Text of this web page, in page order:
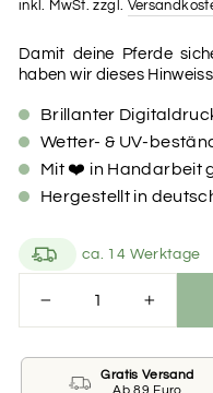
inkl. MwSt. zzgl.
Damit deine Pferde
haben wir dieses
Brillanter
Wetter- & UV-
Mit ❤️ in Handarbeit
Hergestellt in
ca. 14 Werktage
Gratis Versand
Ab 89 Euro